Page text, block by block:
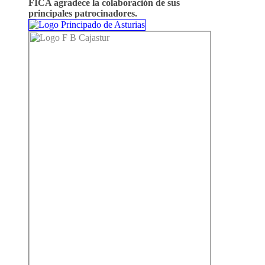
FICA agradece la colaboración de sus
principales patrocinadores.